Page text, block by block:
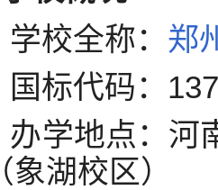
学校全称： 郑
国标代码：
办学地点：河
湖校区）